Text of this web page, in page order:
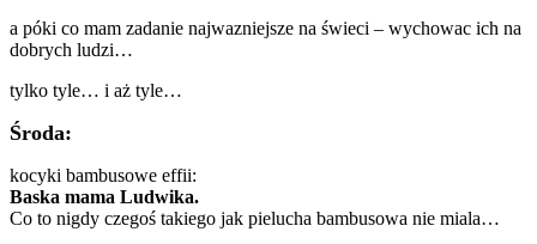
a póki co mam zadanie najwazniejsze na świeci – wychowac ich na
dobrych ludzi…
tylko tyle… i aż tyle…
Środa:
kocyki bambusowe effii:
Baska mama Ludwika.
Co to nigdy czegoś takiego jak pielucha bambusowa nie miala…